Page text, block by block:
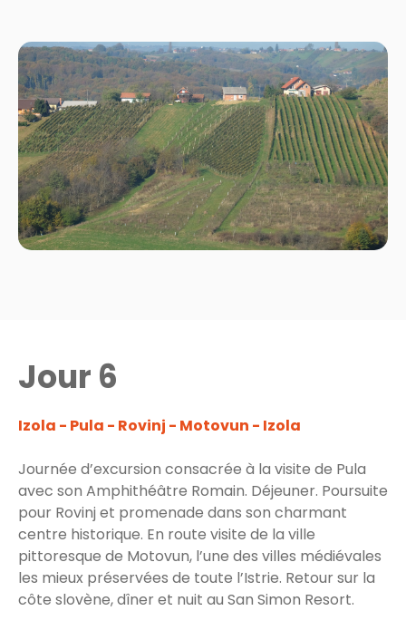
Jour 6
Izola - Pula - Rovinj - Motovun - Izola
Journée d’excursion consacrée à la visite de Pula
avec son Amphithéâtre Romain. Déjeuner. Poursuite
pour Rovinj et promenade dans son charmant
centre historique. En route visite de la ville
pittoresque de Motovun, l’une des villes médiévales
les mieux préservées de toute l’Istrie. Retour sur la
côte slovène, dîner et nuit au San Simon Resort.